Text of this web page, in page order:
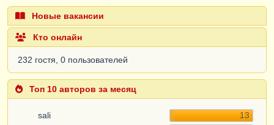
Новые вакансии
Кто онлайн
232 гостя, 0 пользователей
Топ 10 авторов за месяц
sali
13